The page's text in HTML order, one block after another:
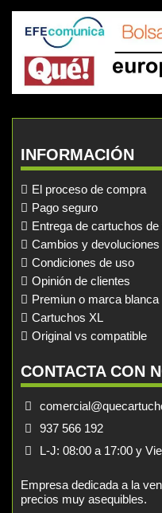
INFORMACIÓN
El proceso de compra
Pago seguro
Entrega de cartuchos
Cambios y devoluciones
Condiciones de uso
Opinión de clientes
Premiun o marca blanca
Cartuchos XL
Original vs compatible
CONTACTA CON
937 566 192
L-J: 08:00 a 17:00 y
Empresa dedicada a la
precios muy asequibles.